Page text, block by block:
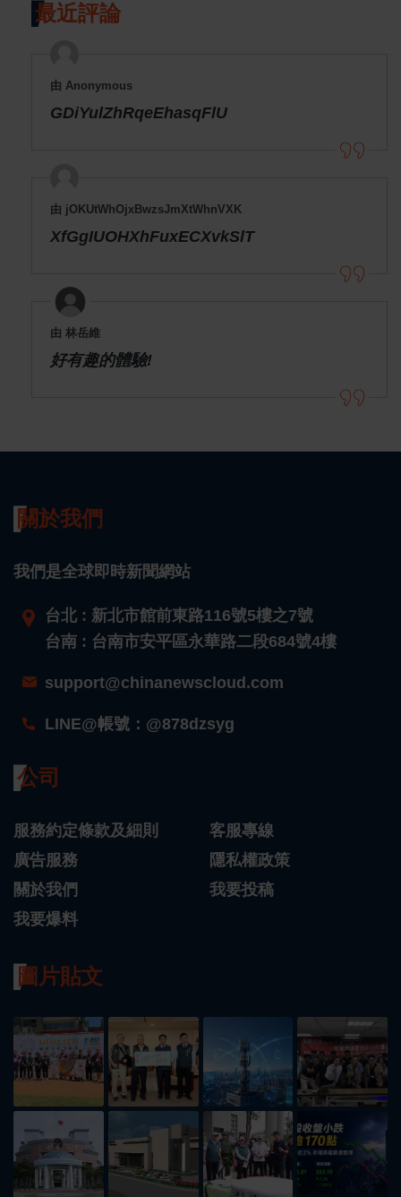
最近評論
由 Anonymous
GDiYulZhRqeEhasqFlU
由 jOKUtWhOjxBwzsJmXtWhnVXK
XfGgIUOHXhFuxECXvkSlT
由 林岳維
好有趣的體驗!
關於我們
我們是全球即時新聞網站
台北 : 新北市館前東路116號5樓之7號
台南 : 台南市安平區永華路二段684號4樓
support@chinanewscloud.com
LINE@帳號：@878dzsyg
公司
服務約定條款及細則
客服專線
廣告服務
隱私權政策
關於我們
我要投稿
我要爆料
圖片貼文